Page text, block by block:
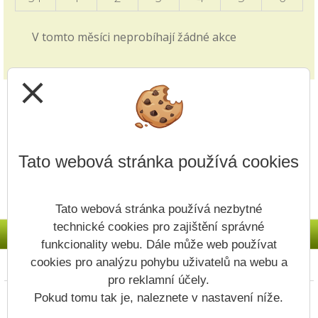
Sasku.
Zkrácené vyučování - volby
28.09.2025
v pátek 3.10. viz článek v blogu školy
Jak si vybrat střední školu?
Video z produkce ČT edu je zveřejněno v záložce
Upřesnění v článku - Nový způsob plateb
11.09.2025
Na Vaše dotazy odpovídáme v článku v Blogu
školy.
Plánovaná odstávka systému Bakaláři
V tomto měsíci neprobíhají žádné akce
Prohlášení o přístupnosti Mapa webu Cookies
Copyright © 2022 - 2023 ZŠ Vodojem &
close
Tato webová stránka používá cookies
Tato webová stránka používá nezbytné
technické cookies pro zajištění správné
funkcionality webu. Dále může web používat
cookies pro analýzu pohybu uživatelů na webu a
pro reklamní účely.
Pokud tomu tak je, naleznete v nastavení níže.